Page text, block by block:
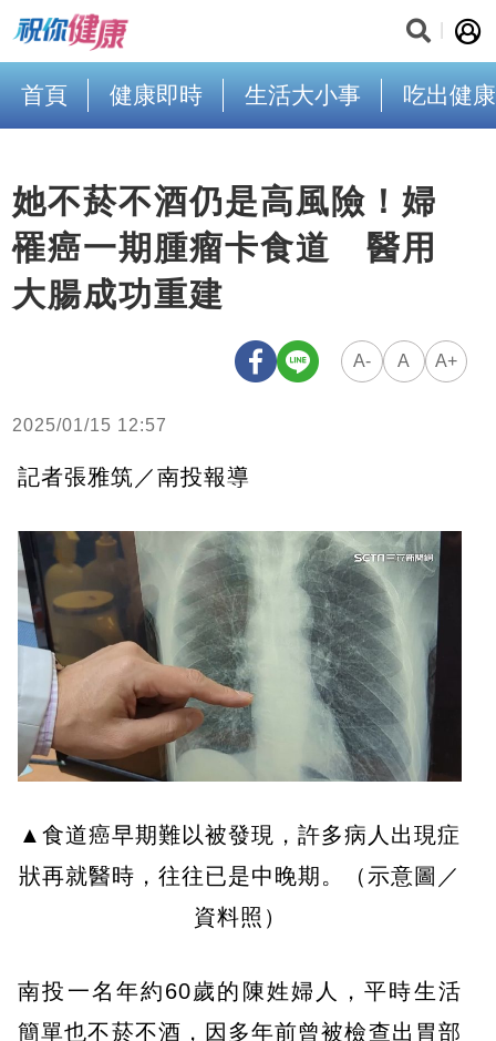
首頁 健康即時 生活大小事 吃出健康
她不菸不酒仍是高風險！婦
罹癌一期腫瘤卡食道 醫用
大腸成功重建
A- A A+
2025/01/15 12:57
記者張雅筑／南投報導
▲食道癌早期難以被發現，許多病人出現症
狀再就醫時，往往已是中晚期。（示意圖／
資料照）
南投一名年約60歲的陳姓婦人，平時生活
簡單也不菸不酒，因多年前曾被檢查出胃部